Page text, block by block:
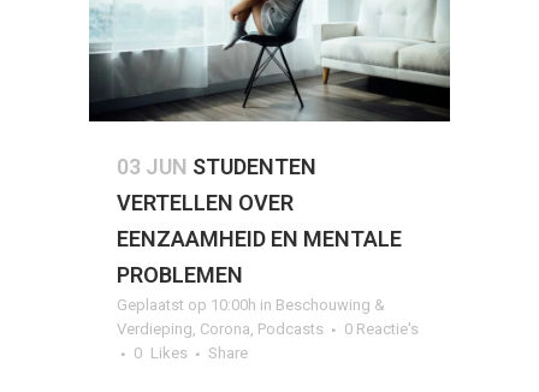
03 JUN STUDENTEN
VERTELLEN OVER
EENZAAMHEID EN MENTALE
PROBLEMEN
Geplaatst op 10:00h in Beschouwing &
Verdieping, Corona, Podcasts
0 Reactie's
0 Likes Share